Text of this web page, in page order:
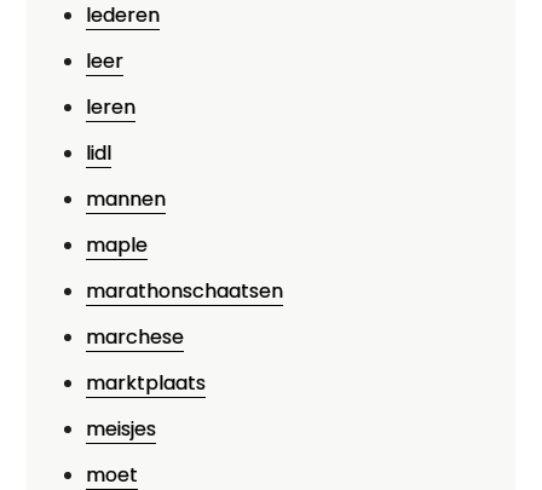
lederen
leer
leren
lidl
mannen
maple
marathonschaatsen
marchese
marktplaats
meisjes
moet